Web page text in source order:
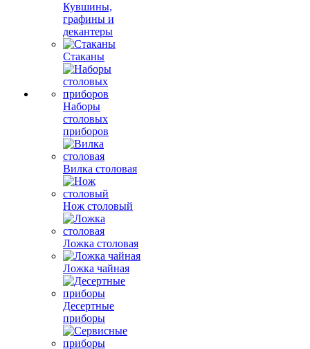
Кувшины,
графины и
декантеры
Стаканы
Наборы
столовых
приборов
Вилка столовая
Нож столовый
Ложка столовая
Ложка чайная
Десертные
приборы